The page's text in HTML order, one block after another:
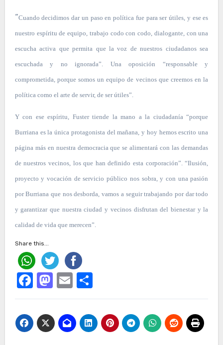
“Cuando decidimos dar un paso en política fue para ser útiles, y ese es
nuestro espíritu de equipo, trabajo codo con codo, dialogante, con una
escucha activa que permita que la voz de nuestros ciudadanos sea
escuchada y no ignorada”. Una oposición “responsable y
comprometida, porque somos un equipo de vecinos que creemos en la
política como el arte de servir, de ser útiles”.
Y con ese espíritu, Fuster tiende la mano a la ciudadanía “porque
Burriana es la única protagonista del mañana, y hoy hemos escrito una
página más en nuestra democracia que se alimentará con las demandas
de nuestros vecinos, los que han definido esta corporación”. “Ilusión,
proyecto y vocación de servicio público nos sobra, y con una pasión
por Burriana que nos desborda, vamos a seguir trabajando por dar todo
y garantizar que nuestra ciudad y vecinos disfrutan del bienestar y la
calidad de vida que merecen”.
Share this...
Facebook
Mastodon
EmailCompartir